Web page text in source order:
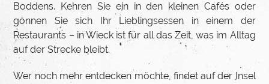
Boddens. Kehren Sie ein in den kleinen Cafés oder
gönnen Sie sich Ihr Lieblingsessen in einem der
Restaurants – in Wieck ist für all das Zeit, was im Alltag
auf der Strecke bleibt.
Wer noch mehr entdecken möchte, findet auf der Insel